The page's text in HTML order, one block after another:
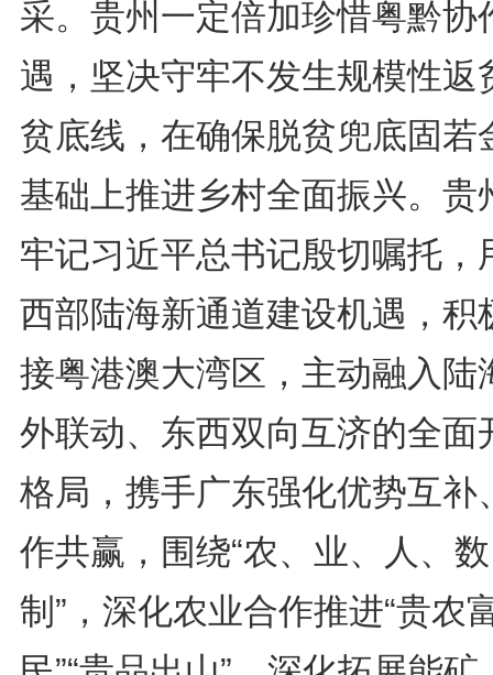
采。贵州一定倍加珍惜粤黔协
遇，坚决守牢不发生规模性返
贫底线，在确保脱贫兜底固若
基础上推进乡村全面振兴。贵
牢记习近平总书记殷切嘱托，
西部陆海新通道建设机遇，积
接粤港澳大湾区，主动融入陆
外联动、东西双向互济的全面
格局，携手广东强化优势互补
作共赢，围绕“农、业、人、
制”，深化农业合作推进“贵农